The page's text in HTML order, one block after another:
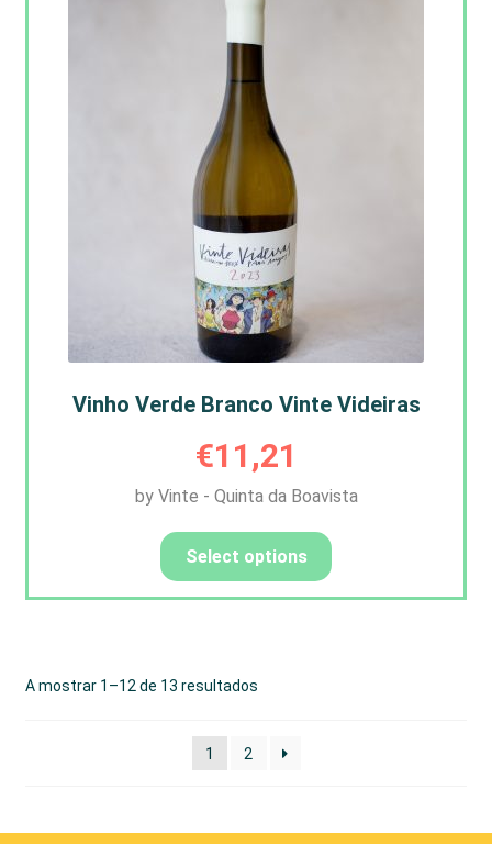
Vinho Verde Branco Vinte Videiras
€11,21
by Vinte - Quinta da Boavista
Select options
A mostrar 1–12 de 13 resultados
1 2